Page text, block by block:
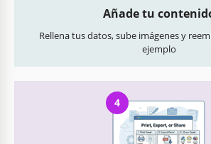
Añade tu
Rellena tus datos, sube imágenes y
ejemplo
4